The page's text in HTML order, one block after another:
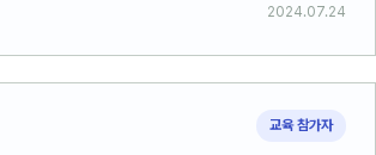
2024.07.24
교육 참가자